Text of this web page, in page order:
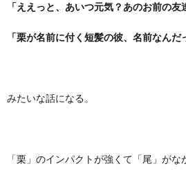
「ええっと、あいつ元気？あのお前の
「栗が名前に付く短髪の彼、名前なんだ
みたいな話になる。
「栗」のインパクトが強くて「尾」がな